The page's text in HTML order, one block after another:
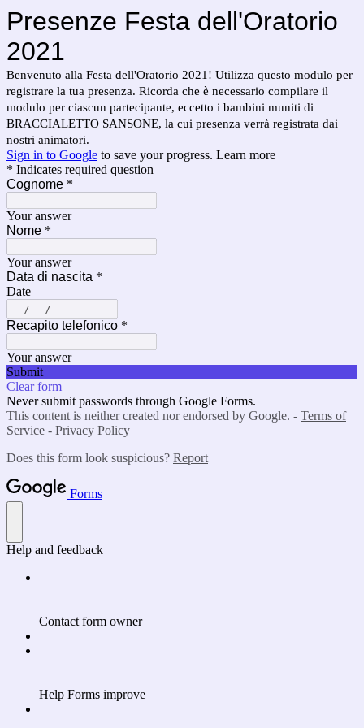
Presenze Festa dell'Oratorio
2021
Benvenuto alla Festa dell'Oratorio 2021! Utilizza questo modulo per
registrare la tua presenza. Ricorda che è necessario compilare il
modulo per ciascun partecipante, eccetto i bambini muniti di
BRACCIALETTO SANSONE, la cui presenza verrà registrata dai
nostri animatori.
Sign in to Google to save your progress. Learn more
* Indicates required question
Cognome *
Your answer
Nome *
Your answer
Data di nascita *
Date
Recapito telefonico *
Your answer
Submit
Clear form
Never submit passwords through Google Forms.
This content is neither created nor endorsed by Google. - Terms of
Service - Privacy Policy
Does this form look suspicious? Report
Forms
Help and feedback
Contact form owner
Help Forms improve